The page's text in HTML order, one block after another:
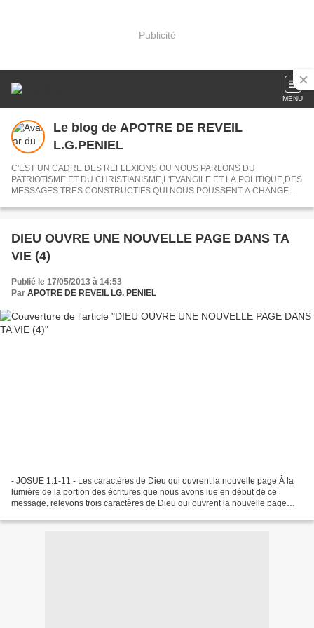
Publicité
MENU
Le blog de APOTRE DE REVEIL
L.G.PENIEL
C'EST UN CADRE DES REFLEXIONS OU NOUS PARLONS DU
PATRIOTISME ET DU CHRISTIANISME,L'EVANGILE ET LA POLITIQUE,DES
MESSAGES TRES CONSTRUCTIFS QUI NOUS POUSSENT A CHANGER
DIEU OUVRE UNE NOUVELLE PAGE DANS TA
VIE (4)
Publié le 17/05/2013 à 14:53
Par APOTRE DE REVEIL LG. PENIEL
- JOSUE 1:1-11 - Les caractères de Dieu qui ouvrent la nouvelle page À la
lumière de la portion des écritures que nous avons lue en début de ce
message, relevons trois caractères de Dieu qui ouvrent la nouvelle page